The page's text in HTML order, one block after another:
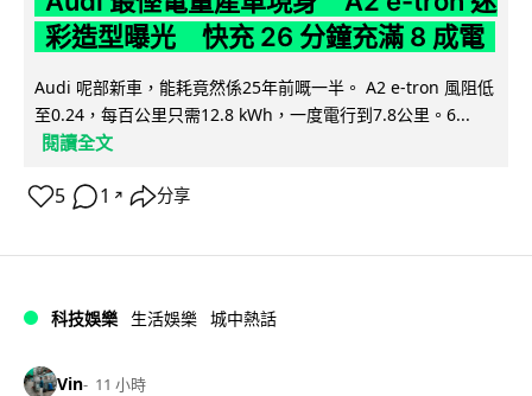
彩造型曝光 快充 26 分鐘充滿 8 成電
Audi 呢部新車，能耗竟然係25年前嘅一半。 A2 e-tron 風阻低
至0.24，每百公里只需12.8 kWh，一度電行到7.8公里。6...
閱讀全文
5 1 ↗ 分享
科技娛樂 生活娛樂 城中熱話
Vin 11 小時